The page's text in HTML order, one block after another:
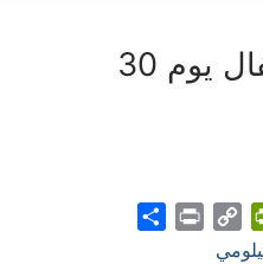
يوم 30
Copy